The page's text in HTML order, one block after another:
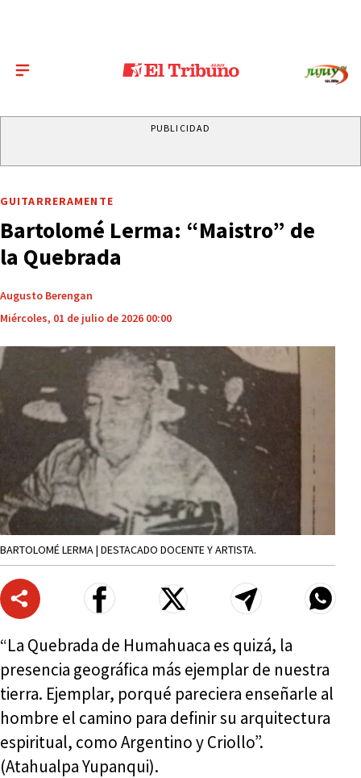
PUBLICIDAD
GUITARRERAMENTE
Bartolomé Lerma: “Maistro” de
la Quebrada
Augusto Berengan
Miércoles, 01 de julio de 2026 00:00
BARTOLOMÉ LERMA | DESTACADO DOCENTE Y ARTISTA.
“La Quebrada de Humahuaca es quizá, la
presencia geográfica más ejemplar de nuestra
tierra. Ejemplar, porqué pareciera enseñarle al
hombre el camino para definir su arquitectura
espiritual, como Argentino y Criollo”.
(Atahualpa Yupanqui).